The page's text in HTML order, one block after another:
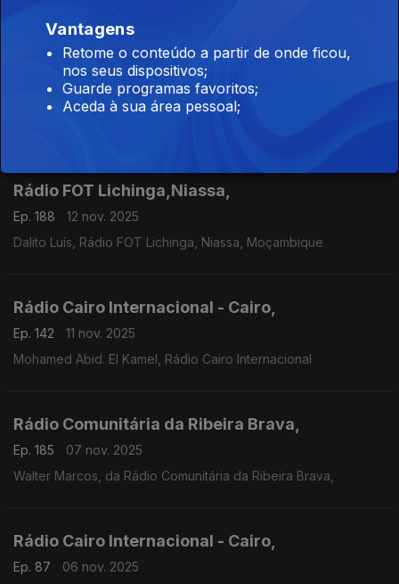
Rádio FOT Lichinga,Niassa,
12 nov. 2025
Rádio FOT Lichinga,Niassa,
Ep. 188
12 nov. 2025
Dalito Luís, Rádio FOT Lichinga, Niassa, Moçambique
Rádio Cairo Internacional - Cairo,
Ep. 142
11 nov. 2025
Mohamed Abid. El Kamel, Rádio Cairo Internacional
Rádio Comunitária da Ribeira Brava,
Ep. 185
07 nov. 2025
Walter Marcos, da Rádio Comunitária da Ribeira Brava,
Rádio Cairo Internacional - Cairo,
Ep. 87
06 nov. 2025
Vantagens
Retome o conteúdo a partir de onde ficou,
nos seus dispositivos;
Guarde programas favoritos;
Aceda à sua área pessoal;